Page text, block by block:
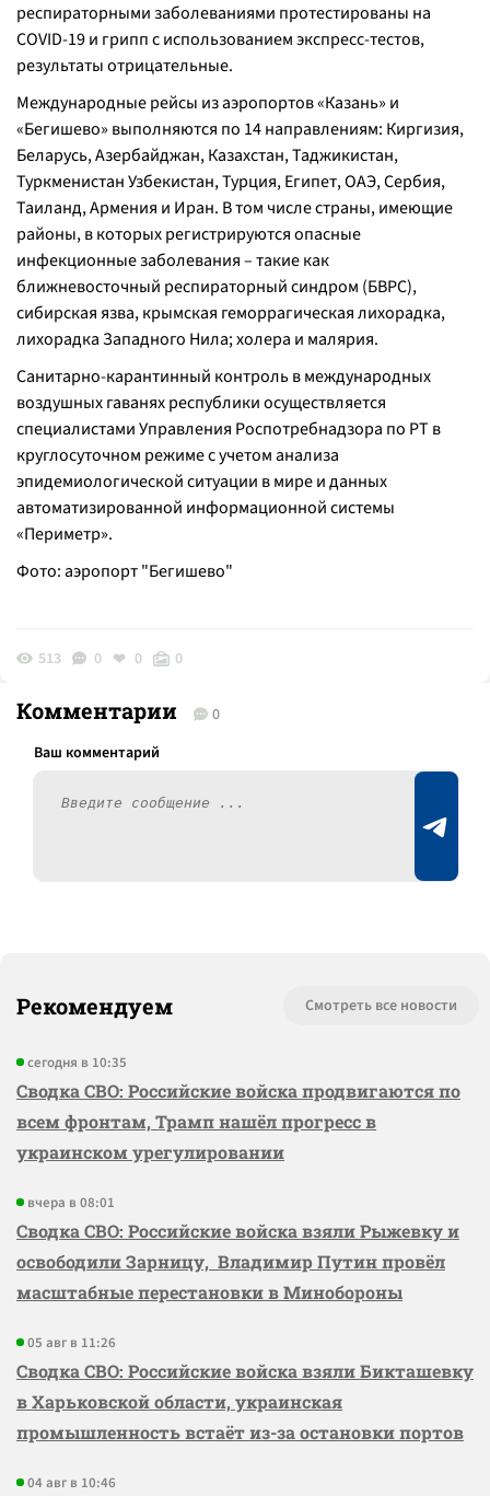
респираторными заболеваниями протестированы на
COVID-19 и грипп с использованием экспресс-тестов,
результаты отрицательные.
Международные рейсы из аэропортов «Казань» и
«Бегишево» выполняются по 14 направлениям: Киргизия,
Беларусь, Азербайджан, Казахстан, Таджикистан,
Туркменистан Узбекистан, Турция, Египет, ОАЭ, Сербия,
Таиланд, Армения и Иран. В том числе страны, имеющие
районы, в которых регистрируются опасные
инфекционные заболевания – такие как
ближневосточный респираторный синдром (БВРС),
сибирская язва, крымская геморрагическая лихорадка,
лихорадка Западного Нила; холера и малярия.
Санитарно-карантинный контроль в международных
воздушных гаванях республики осуществляется
специалистами Управления Роспотребнадзора по РТ в
круглосуточном режиме с учетом анализа
эпидемиологической ситуации в мире и данных
автоматизированной информационной системы
«Периметр».
Фото: аэропорт "Бегишево"
513 0 0 0
Комментарии 0
Рекомендуем Смотреть все новости
сегодня в 10:35
Сводка СВО: Российские войска продвигаются по
всем фронтам, Трамп нашёл прогресс в
украинском урегулировании
вчера в 08:01
Сводка СВО: Российские войска взяли Рыжевку и
освободили Зарницу, Владимир Путин провёл
масштабные перестановки в Минобороны
05 авг в 11:26
Сводка СВО: Российские войска взяли Бикташевку
в Харьковской области, украинская
промышленность встаёт из-за остановки портов
04 авг в 10:46